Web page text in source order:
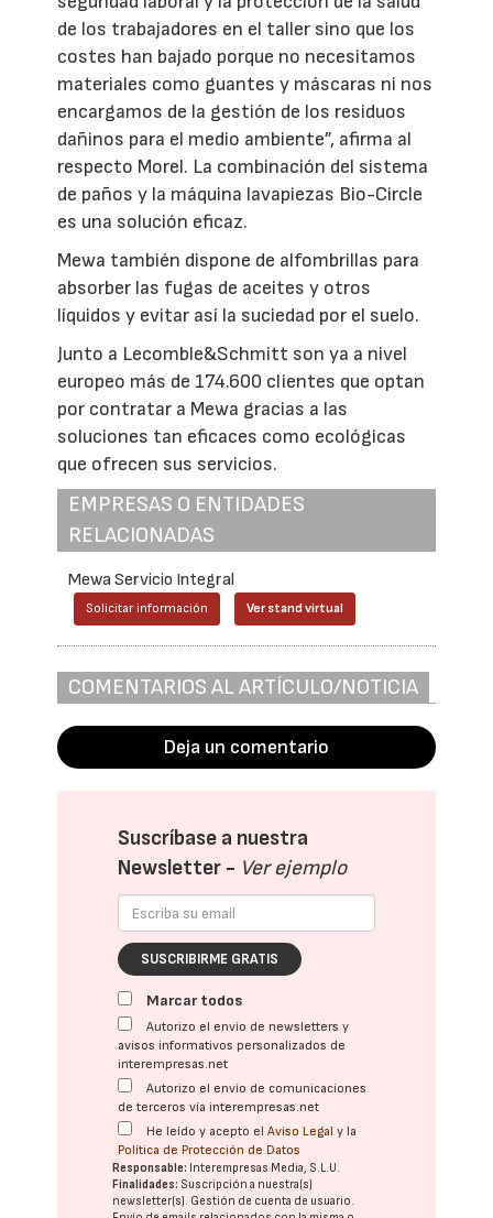
de los trabajadores en el taller sino que los
costes han bajado porque no necesitamos
materiales como guantes y máscaras ni nos
encargamos de la gestión de los residuos
dañinos para el medio ambiente”, afirma al
respecto Morel. La combinación del sistema
de paños y la máquina lavapiezas Bio-Circle
es una solución eficaz.
Mewa también dispone de alfombrillas para
absorber las fugas de aceites y otros
líquidos y evitar así la suciedad por el suelo.
Junto a Lecomble&Schmitt son ya a nivel
europeo más de 174.600 clientes que optan
por contratar a Mewa gracias a las
soluciones tan eficaces como ecológicas
que ofrecen sus servicios.
EMPRESAS O ENTIDADES
RELACIONADAS
Mewa Servicio Integral
Solicitar información Ver stand virtual
COMENTARIOS AL ARTÍCULO/NOTICIA
Deja un comentario
Suscríbase a nuestra
Newsletter - Ver ejemplo
SUSCRIBIRME GRATIS
Marcar todos
Autorizo el envío de newsletters y
avisos informativos personalizados de
interempresas.net
Autorizo el envío de comunicaciones
de terceros vía interempresas.net
He leído y acepto elAviso Legal y la
Política de Protección de Datos
Responsable: Interempresas Media, S.L.U.
Finalidades: Suscripción a nuestra(s)
newsletter(s). Gestión de cuenta de usuario.